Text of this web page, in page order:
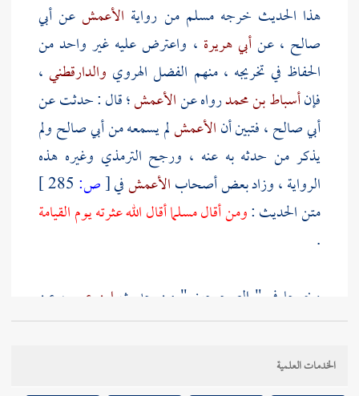
هذا الحديث خرجهمسلممن رواية الأعمش عن أبي
صالح ، عنأبي هريرة ، واعترض عليه غير واحد من
الحفاظ في تخريجه ، منهم الفضل الهروي والدارقطني ،
فإنأسباط بن محمدرواه عنالأعمش؛ قال : حدثت عن
أبي صالح، فتبين أنالأعمشلم يسمعه منأبي صالحولم
يذكر من حدثه به عنه ، ورجح الترمذي وغيره هذه
الرواية ، وزاد بعض أصحابالأعمشفي[ص:
متن الحديث :ومن أقال مسلما أقال الله عثرته يوم القيامة
.
وخرجا في " الصحيحين " من حديث ابن عمر ، عن
النبي صلى الله عليه وسلم ، قال :المسلم أخو المسلم ، لا
يظلمه ، ولا يسلمه ، ومن كان في حاجة أخيه ، كان الله في
حاجته ، ومن فرج عن مسلم ، فرج الله عنه كربة منالخدمات العلمية